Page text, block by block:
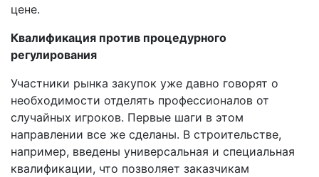
цене.
Квалификация против процедурного
регулирования
Участники рынка закупок уже давно говорят о
необходимости отделять профессионалов от
случайных игроков. Первые шаги в этом
направлении все же сделаны. В строительстве,
например, введены универсальная и специальная
квалификации, что позволяет заказчикам